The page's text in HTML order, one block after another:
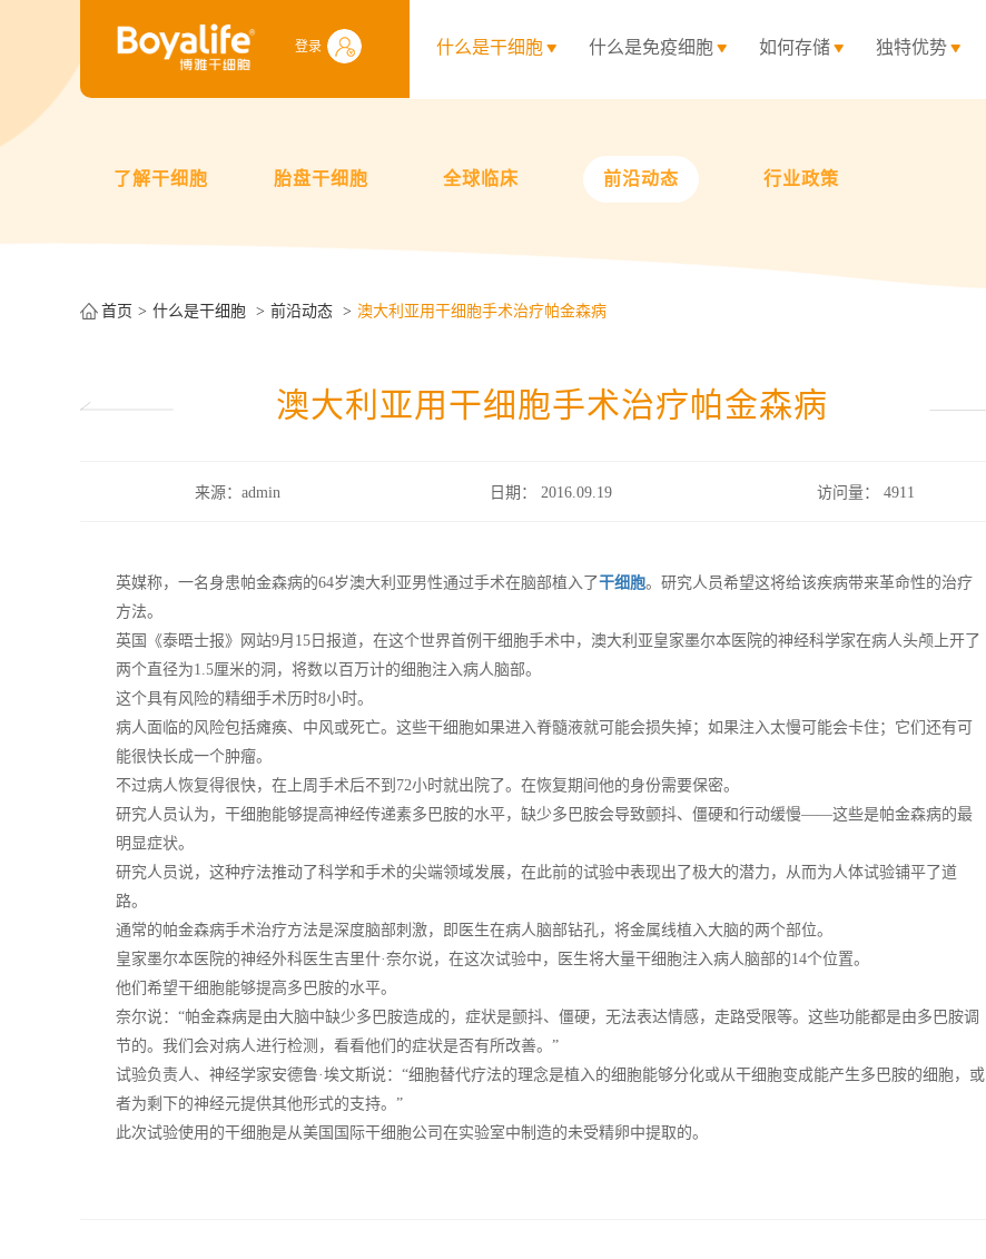
登录 什么是干细胞 什么是免疫细胞 如何存储 独特优势
了解干细胞 胎盘干细胞 全球临床 前沿动态 行业政策
首页 什么是干细胞 前沿动态 澳大利亚用干细胞手术治疗帕金森病
澳大利亚用干细胞手术治疗帕金森病
来源：admin 日期： 2016.09.19 访问量： 4911
英媒称，一名身患帕金森病的64岁澳大利亚男性通过手术在脑部植入了干细胞。研究人员希望这将给该疾病带来革命性的治疗
方法。
英国《泰晤士报》网站9月15日报道，在这个世界首例干细胞手术中，澳大利亚皇家墨尔本医院的神经科学家在病人头颅上开了
两个直径为1.5厘米的洞，将数以百万计的细胞注入病人脑部。
这个具有风险的精细手术历时8小时。
病人面临的风险包括瘫痪、中风或死亡。这些干细胞如果进入脊髓液就可能会损失掉；如果注入太慢可能会卡住；它们还有可
能很快长成一个肿瘤。
不过病人恢复得很快，在上周手术后不到72小时就出院了。在恢复期间他的身份需要保密。
研究人员认为，干细胞能够提高神经传递素多巴胺的水平，缺少多巴胺会导致颤抖、僵硬和行动缓慢——这些是帕金森病的最
明显症状。
研究人员说，这种疗法推动了科学和手术的尖端领域发展，在此前的试验中表现出了极大的潜力，从而为人体试验铺平了道
路。
通常的帕金森病手术治疗方法是深度脑部刺激，即医生在病人脑部钻孔，将金属线植入大脑的两个部位。
皇家墨尔本医院的神经外科医生吉里什·奈尔说，在这次试验中，医生将大量干细胞注入病人脑部的14个位置。
他们希望干细胞能够提高多巴胺的水平。
奈尔说：“帕金森病是由大脑中缺少多巴胺造成的，症状是颤抖、僵硬，无法表达情感，走路受限等。这些功能都是由多巴胺调
节的。我们会对病人进行检测，看看他们的症状是否有所改善。”
试验负责人、神经学家安德鲁·埃文斯说：“细胞替代疗法的理念是植入的细胞能够分化或从干细胞变成能产生多巴胺的细胞，或
者为剩下的神经元提供其他形式的支持。”
此次试验使用的干细胞是从美国国际干细胞公司在实验室中制造的未受精卵中提取的。